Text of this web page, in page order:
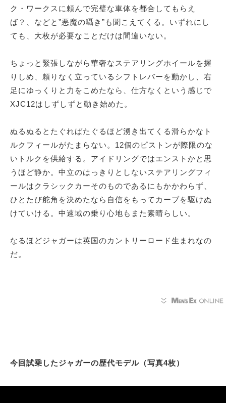
ク・ワークスに頼んで完璧な車体を都合してもらえ
ば？、などと”悪魔の囁き”も聞こえてくる。いずれにし
ても、大枚が必要なことだけは間違いない。
ちょっと緊張しながら華奢なステアリングホイールを握
りしめ、頼りなく立っているシフトレバーを動かし、右
足にゆっくりと力をこめたなら、仕方なくという感じで
XJC12はしずしずと動き始めた。
ぬるぬるとたぐればたぐるほど湧き出てくる滑らかなト
ルクフィールがたまらない。12個のピストンが際限のな
いトルクを供給する。アイドリングではエンストかと思
うほど静か。中立のはっきりとしないステアリングフィ
ールはクラシックカーそのものであるにもかかわらず、
ひとたび舵角を決めたなら自信をもってカーブを駆けぬ
けていける。中速域の乗り心地もまた素晴らしい。
なるほどジャガーは英国のカントリーロード生まれなの
だ。
今回試乗したジャガーの歴代モデル（写真4枚）